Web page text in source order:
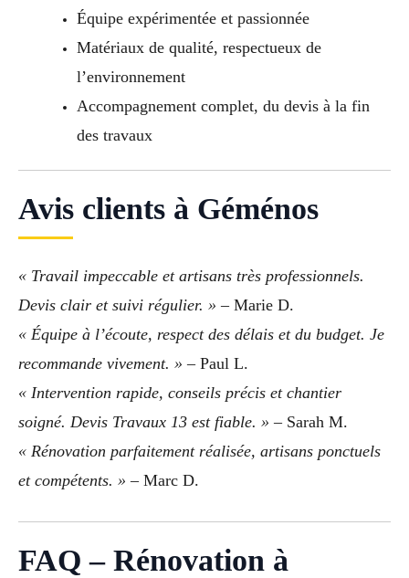
Équipe expérimentée et passionnée
Matériaux de qualité, respectueux de
l’environnement
Accompagnement complet, du devis à la fin
des travaux
Avis clients à Géménos
« Travail impeccable et artisans très professionnels.
Devis clair et suivi régulier. » – Marie D.
« Équipe à l’écoute, respect des délais et du budget. Je
recommande vivement. » – Paul L.
« Intervention rapide, conseils précis et chantier
soigné. Devis Travaux 13 est fiable. » – Sarah M.
« Rénovation parfaitement réalisée, artisans ponctuels
et compétents. » – Marc D.
FAQ – Rénovation à